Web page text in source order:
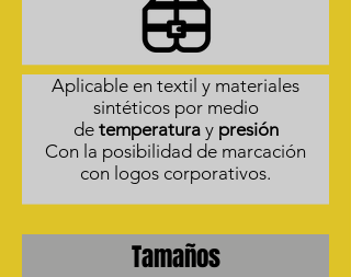
Aplicable en textil y materiales
sintéticos por medio
de temperatura y presión
Con la posibilidad de marcación
con logos corporativos.
Tamaños